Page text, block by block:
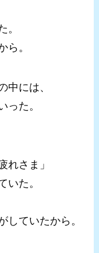
。
ら。
中には、
った。
れさま」
いた。
していたから。